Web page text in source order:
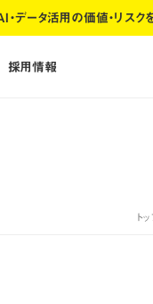
ータ活用の価値・リス
採用情報
採用情報
ト
ト